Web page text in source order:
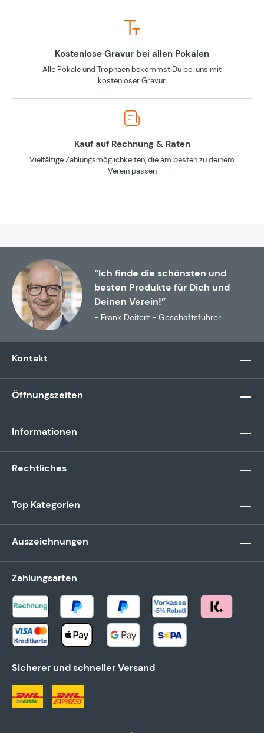
Kostenlose Gravur bei allen Pokalen
Alle Pokale und Trophäen bekommst Du bei uns mit
kostenloser Gravur.
Kauf auf Rechnung & Raten
Vielfältige Zahlungsmöglichkeiten, die am besten zu deinem
Verein passen
“Ich finde die schönsten und
besten Produkte für Dich und
Deinen Verein!”
- Frank Deitert - Geschäftsführer
Kontakt
Öffnungszeiten
Informationen
Rechtliches
Top Kategorien
Auszeichnungen
Zahlungsarten
Sicherer und schneller Versand